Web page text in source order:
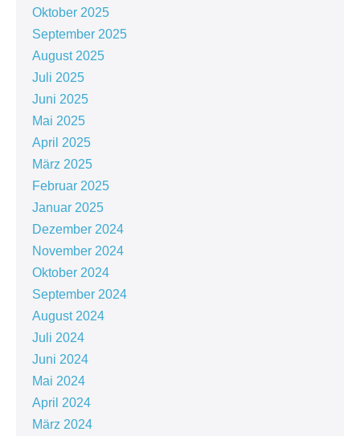
Oktober 2025
September 2025
August 2025
Juli 2025
Juni 2025
Mai 2025
April 2025
März 2025
Februar 2025
Januar 2025
Dezember 2024
November 2024
Oktober 2024
September 2024
August 2024
Juli 2024
Juni 2024
Mai 2024
April 2024
März 2024